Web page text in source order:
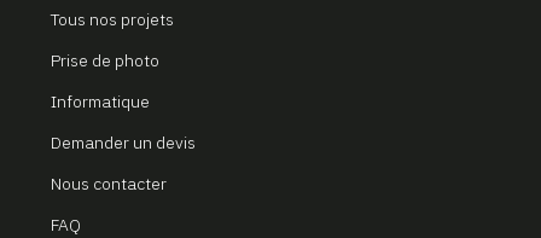
Tous nos projets
Prise de photo
Informatique
Demander un devis
Nous contacter
FAQ